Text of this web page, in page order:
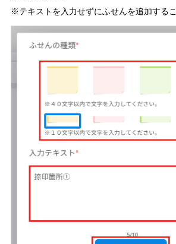
※テキストを入力せずにふせんを追加する